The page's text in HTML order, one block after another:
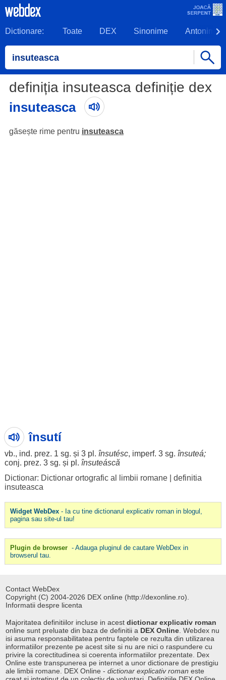
Dictionare: Toate DEX Sinonime Antonime
definiția insuteasca definiție dex
insuteasca
găsește rime pentru insuteasca
însutí
vb., ind. prez. 1 sg. și 3 pl. însutésc, imperf. 3 sg. însuteá;
conj. prez. 3 sg. și pl. însuteáscă
Dictionar: Dictionar ortografic al limbii romane| definitia
insuteasca
Widget WebDex- Ia cu tine dictionarul explicativ roman in blogul,
pagina sau site-ul tau!
Plugin de browser - Adauga pluginul de cautare WebDex in
browserul tau.
Contact WebDex
Copyright (C) 2004-2026 DEX online (http://dexonline.ro).
Informatii despre licenta
Majoritatea definitiilor incluse in acestdictionar explicativ roman
online sunt preluate din baza de definitii a DEX Online . Webdex nu
isi asuma responsabilitatea pentru faptele ce rezulta din utilizarea
informatiilor prezente pe acest site si nu are nici o raspundere cu
privire la corectitudinea si coerenta informatiilor prezentate. Dex
Online este transpunerea pe internet a unor dictionare de prestigiu
ale limbii romane. DEX Online -dictionar explicativ roman este